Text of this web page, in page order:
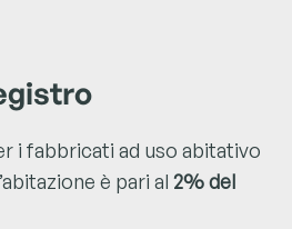
i fabbricati ad uso abitativo
è pari al2% del